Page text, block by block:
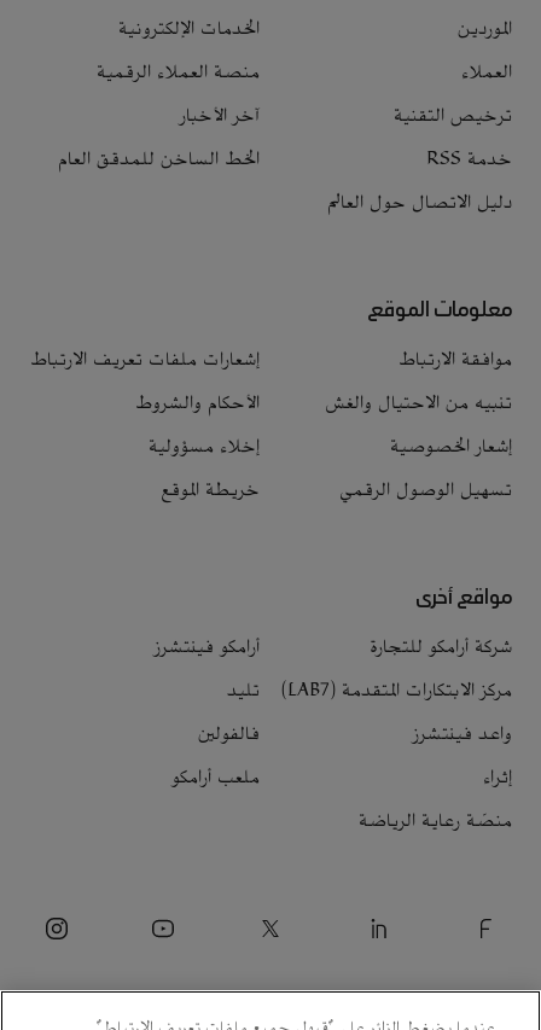
الموردين
الخدمات الإلكترونية
العملاء
منصة العملاء الرقمية
ترخيص التقنية
آخر الأخبار
خدمة RSS
الخط الساخن للمدقق العام
دليل الاتصال حول العالم
معلومات الموقع
موافقة الارتباط
إشعارات ملفات تعريف الارتباط
تنبيه من الاحتيال والغش
الأحكام والشروط
إشعار الخصوصية
إخلاء مسؤولية
تسهيل الوصول الرقمي
خريطة الموقع
مواقع أخرى
شركة أرامكو للتجارة
أرامكو فينتشرز
مركز الابتكارات المتقدمة (LAB7)
تليد
واعد فينتشرز
فالفولين
إثراء
ملعب أرامكو
منصّة رعاية الرياضة